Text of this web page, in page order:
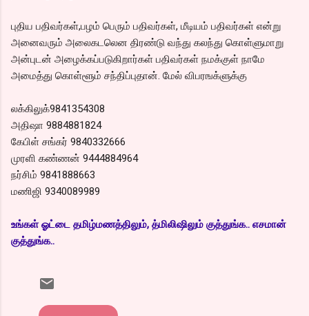
புதிய பதிவர்கள்,பழம் பெரும் பதிவர்கள், மீடியம் பதிவர்கள் என்று
அனைவரும் அலைகடலென திரண்டு வந்து கலந்து கொள்ளுமாறு
அன்புடன் அழைக்கப்படுகிறார்கள் பதிவர்கள் நமக்குள் நாமே
அமைத்து கொள்ளூம் சந்திப்புதான். மேல் விபரஙக்ளுக்கு
லக்கிலுக்9841354308
அதிஷா 9884881824
கேபிள் சங்கர் 9840332666
முரளி கண்ணன் 9444884964
நர்சிம் 9841888663
மணிஜி 9340089989
உங்கள் ஓட்டை தமிழ்மணத்திலும், த்மிலிஷிலும் குத்துங்க.. எசமான்
குத்துங்க..